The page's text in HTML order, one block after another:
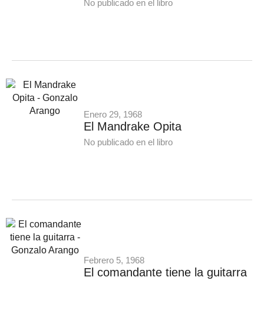
No publicado en el libro
Enero 29, 1968
El Mandrake Opita
No publicado en el libro
Febrero 5, 1968
El comandante tiene la guitarra